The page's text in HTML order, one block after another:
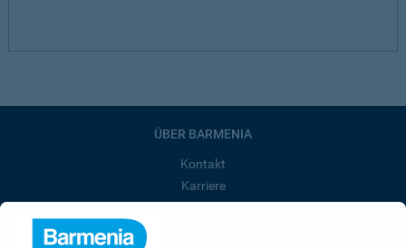
ÜBER BARMENIA
Kontakt
Karriere